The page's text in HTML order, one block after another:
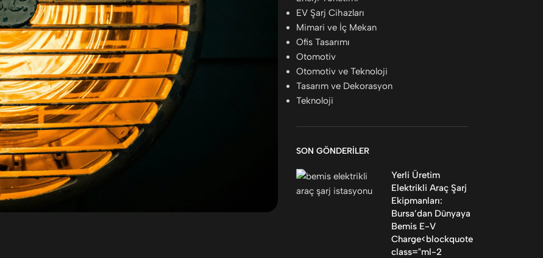
EV Şarj Cihazları
Mimari ve İç Mekan
Ofis Tasarımı
Otomotiv
Otomotiv ve Teknoloji
Tasarım ve Dekorasyon
Teknoloji
SON GÖNDERILER
Yerli Üretim
Elektrikli Araç Şarj
Ekipmanları:
Bursa’dan Dünyaya
Bemis E-V
Charge<blockquote
class="ml-2